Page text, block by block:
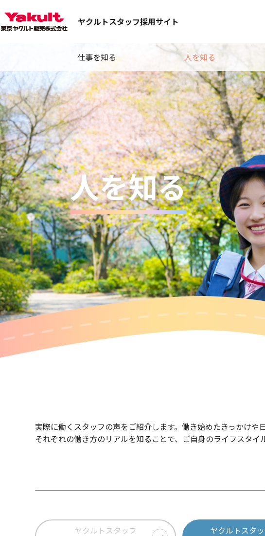
ヤクルトスタッフ採用サイト
仕事を知る 人を知る
人を知る
実際に働くスタッフの声をご紹介します。働き始めたきっかけ
それぞれの働き方のリアルを知ることで、ご自身のライフスタイ
ヤクルトスタッフ
ヤクルトスタ